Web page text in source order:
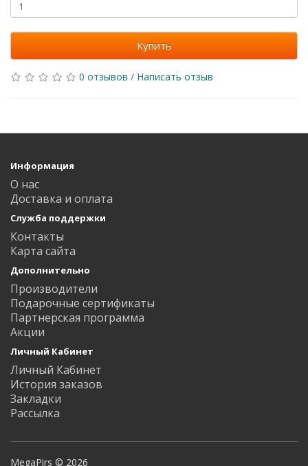
Купить
0 отзывов / Написать отзыв
Информация
О нас
Доставка и оплата
Служба поддержки
Контакты
Карта сайта
Дополнительно
Производители
Подарочные сертификаты
Партнерская программа
Акции
Личный Кабинет
Личный Кабинет
История заказов
Закладки
Рассылка
MegaPirs © 2026